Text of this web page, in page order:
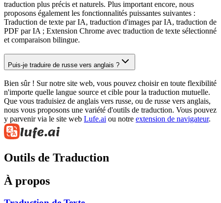
traduction plus précis et naturels. Plus important encore, nous
proposons également les fonctionnalités puissantes suivantes :
Traduction de texte par IA, traduction d'images par IA, traduction de
PDF par IA ; Extension Chrome avec traduction de texte sélectionné
et comparaison bilingue.
Puis-je traduire de russe vers anglais ?
Bien sûr ! Sur notre site web, vous pouvez choisir en toute flexibilité
n'importe quelle langue source et cible pour la traduction mutuelle.
Que vous traduisiez de anglais vers russe, ou de russe vers anglais,
nous vous proposons une variété d'outils de traduction. Vous pouvez
y parvenir via le site web Lufe.ai ou notre extension de navigateur.
Outils de Traduction
À propos